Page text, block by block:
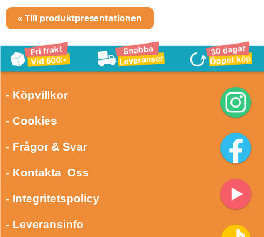
« Till produktpresentationen
- Köpvillkor
- Cookies
- Frågor & Svar
- Kontakta Oss
- Integritetspolicy
- Leveransinfo